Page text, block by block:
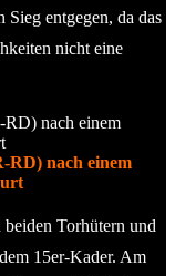
Sieg entgegen, da das
nicht eine
RD) nach einem
beiden Torhütern und
15er-Kader. Am